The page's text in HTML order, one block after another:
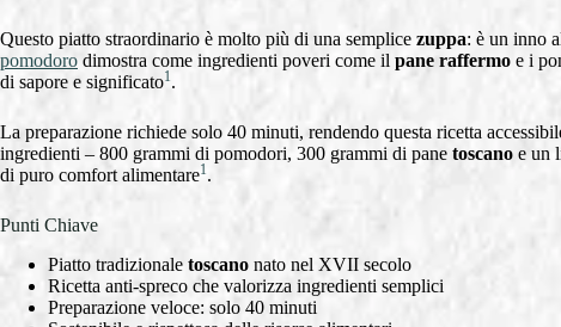
Questo piatto straordinario è molto più di una semplice zuppa: è un inno
pomodoro dimostra come ingredienti poveri come il pane raffermo e i
di sapore e significato1.
La preparazione richiede solo 40 minuti, rendendo questa ricetta
ingredienti – 800 grammi di pomodori, 300 grammi di pane toscano e un
di puro comfort alimentare1.
Punti Chiave
Piatto tradizionale toscano nato nel XVII secolo
Ricetta anti-spreco che valorizza ingredienti semplici
Preparazione veloce: solo 40 minuti